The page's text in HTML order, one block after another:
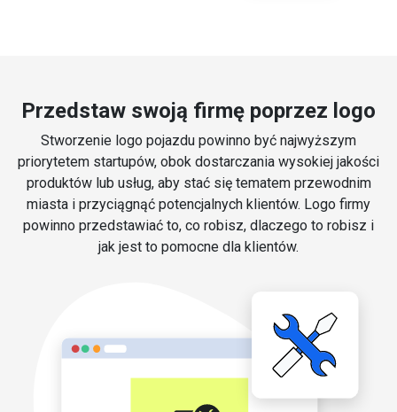
Przedstaw swoją firmę poprzez logo
Stworzenie logo pojazdu powinno być najwyższym
priorytetem startupów, obok dostarczania wysokiej jakości
produktów lub usług, aby stać się tematem przewodnim
miasta i przyciągnąć potencjalnych klientów. Logo firmy
powinno przedstawiać to, co robisz, dlaczego to robisz i
jak jest to pomocne dla klientów.